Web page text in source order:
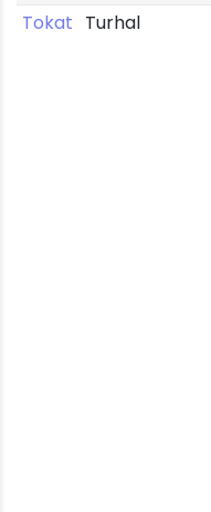
Tokat Turhal